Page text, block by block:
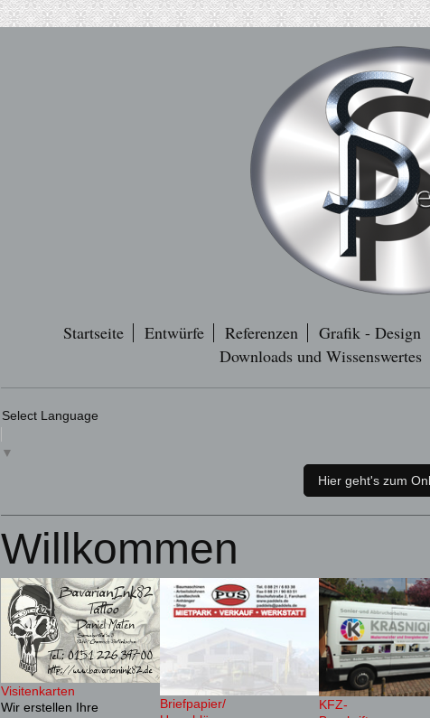
Startseite Entwürfe Referenzen Grafik - Design
Downloads und Wissenswertes
Select Language
▼
Hier geht's zum
Willkommen
Visitenkarten
Wir erstellen Ihre
Briefpapier/
KFZ-